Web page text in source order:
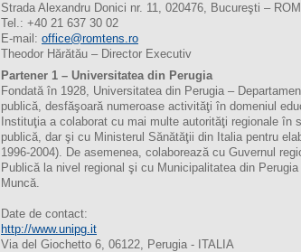
Strada Alexandru Donici nr. 11, 020476, Bucureşti –
Tel.: +40 21 637 30 02
E-mail: office@romtens.ro
Theodor Hărătău – Director Executiv
Partener 1 – Universitatea din Perugia
Fondată în 1928, Universitatea din Perugia –
publică, desfăşoară numeroase activităţi în domeniul
Instituţia a colaborat cu mai multe autorităţi regionale în
publică, dar şi cu Ministerul Sănătăţii din Italia pentru
1996-2004). De asemenea, colaborează cu Guvernul
Publică la nivel regional şi cu Municipalitatea din
Muncă.
Date de contact:
http://www.unipg.it
Via del Giochetto 6, 06122, Perugia - ITALIA